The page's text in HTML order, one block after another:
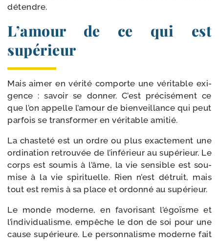
détendre.
L’amour de ce qui est
supérieur
Mais aimer en véri­té com­porte une véri­table exi­
gence : savoir se don­ner. C’est pré­ci­sé­ment ce
que l’on appelle l’amour de bien­veillance qui peut
par­fois se trans­for­mer en véri­table amitié.
La chas­te­té est un ordre ou plus exac­te­ment une
ordi­na­tion retrou­vée de l’inférieur au supé­rieur. Le
corps est sou­mis à l’âme, la vie sen­sible est sou­
mise à la vie spi­ri­tuelle. Rien n’est détruit, mais
tout est remis à sa place et ordon­né au supérieur.
Le monde moderne, en favo­ri­sant l’égoïsme et
l’individualisme, em­pêche le don de soi pour une
cause supé­rieure. Le per­son­na­lisme mo­derne fait